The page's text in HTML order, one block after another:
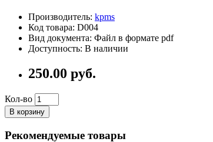
Производитель: kpms
Код товара: D004
Вид документа: Файл в формате pdf
Доступность: В наличии
250.00 руб.
Кол-во
В корзину
Рекомендуемые товары